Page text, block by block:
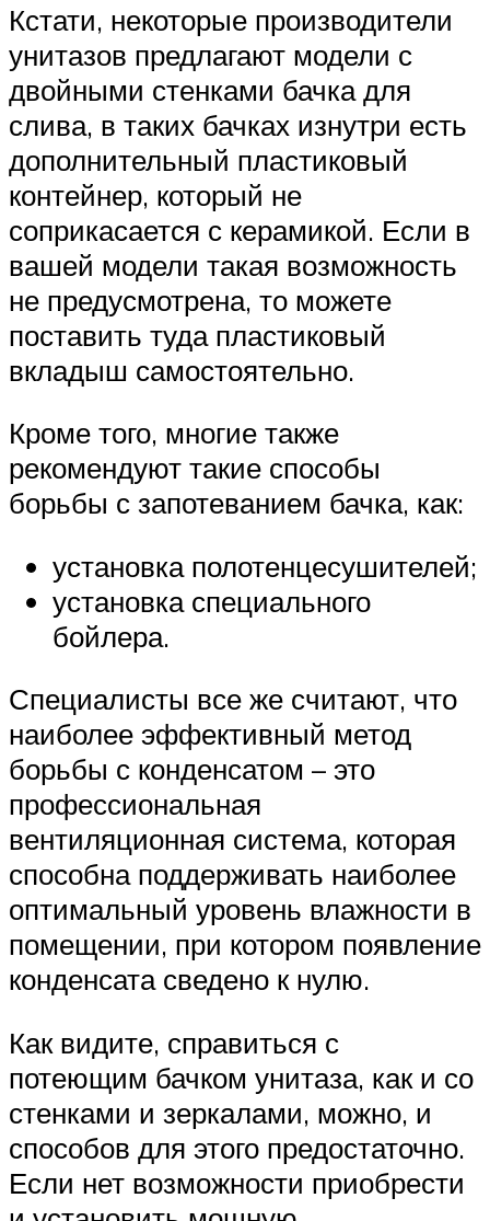
Кстати, некоторые производители
унитазов предлагают модели с
двойными стенками бачка для
слива, в таких бачках изнутри есть
дополнительный пластиковый
контейнер, который не
соприкасается с керамикой. Если в
вашей модели такая возможность
не предусмотрена, то можете
поставить туда пластиковый
вкладыш самостоятельно.
Кроме того, многие также
рекомендуют такие способы
борьбы с запотеванием бачка, как:
установка полотенцесушителей;
установка специального
бойлера.
Специалисты все же считают, что
наиболее эффективный метод
борьбы с конденсатом – это
профессиональная
вентиляционная система, которая
способна поддерживать наиболее
оптимальный уровень влажности в
помещении, при котором появление
конденсата сведено к нулю.
Как видите, справиться с
потеющим бачком унитаза, как и со
стенками и зеркалами, можно, и
способов для этого предостаточно.
Если нет возможности приобрести